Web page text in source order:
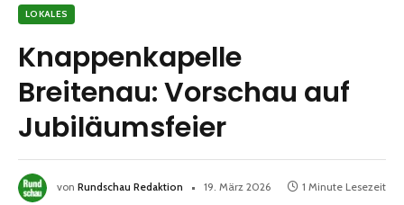
LOKALES
Knappenkapelle
Breitenau: Vorschau auf
Jubiläumsfeier
von Rundschau Redaktion 19. März 2026 1 Minute Lesezeit